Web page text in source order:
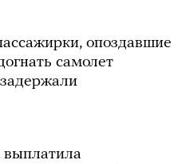
опоздавшие
самолет